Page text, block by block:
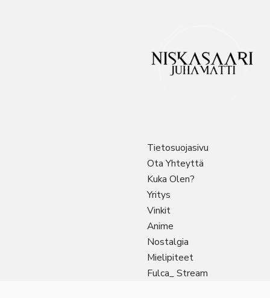
Tietosuojasivu
Ota Yhteyttä
Kuka Olen?
Yritys
Vinkit
Anime
Nostalgia
Mielipiteet
Fulca_ Stream